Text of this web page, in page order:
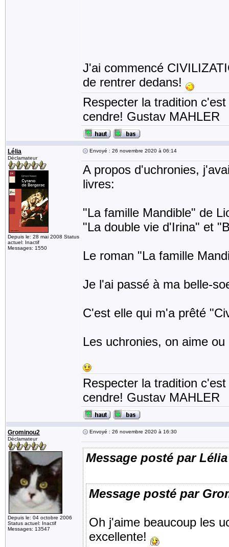
J'ai commencé
de rentrer dedans!
Respecter la tradition
cendre! Gustav MAHLER
Lélia
Déclamateur
Depuis le: 28 mai 2008 Status
actuel: Inactif
Messages: 1550
Envoyé : 26 novembre 2020 à 06:14
A propos d'uchronies,
livres:
"La famille Mandible" de
"La double vie d'Irina" et
Le roman "La famille
Je l'ai passé à ma belle-
C'est elle qui m'a prêté
Les uchronies, on aime
Respecter la tradition
cendre! Gustav MAHLER
Grominou2
Déclamateur
Depuis le: 04 octobre 2006
Status actuel: Inactif
Messages: 13547
Envoyé : 26 novembre 2020 à 16:30
Message posté par Lélia
Message posté par
Oh j'aime beaucoup les
excellente!